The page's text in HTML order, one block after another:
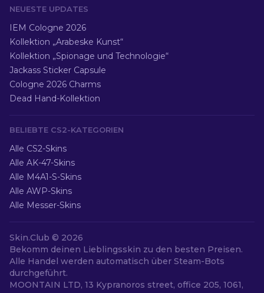
NEUESTE UPDATES
IEM Cologne 2026
Kollektion „Arabeske Kunst“
Kollektion „Spionage und Technologie“
Jackass Sticker Capsule
Cologne 2026 Charms
Dead Hand-Kollektion
BELIEBTE CS2-KATEGORIEN
Alle CS2-Skins
Alle AK-47-Skins
Alle M4A1-S-Skins
Alle AWP-Skins
Alle Messer-Skins
Skin.Club © 2026
Bekomm deinen Lieblingsskin zu den besten Preisen.
Alle Handel werden automatisch über Steam-Bots
durchgeführt.
MOONTAIN LTD, 13 Kypranoros street, office 205, 1061,